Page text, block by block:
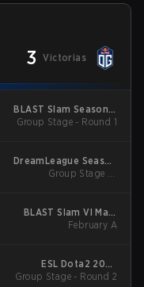
3 Victorias
BLAST Slam Season 7
2026
Group Stage - Round 1
DreamLeague Season
28
Group Stage 1 -
BLAST Slam VI Main
Tournament
February A
ESL Dota2 2025
DreamLeague Season
Group Stage - Round 2